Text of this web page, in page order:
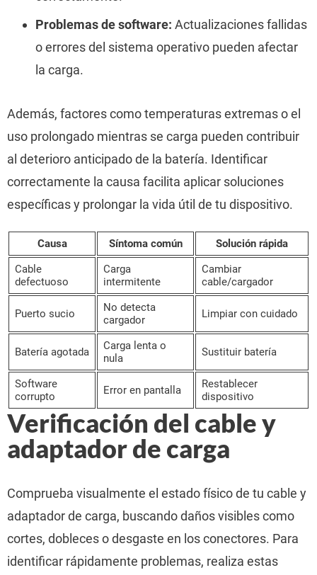
Problemas de software: Actualizaciones fallidas
o errores del sistema operativo pueden afectar
la carga.
Además, factores como temperaturas extremas o el
uso prolongado mientras se carga pueden contribuir
al deterioro anticipado de la batería. Identificar
correctamente la causa facilita aplicar soluciones
específicas y prolongar la vida útil de tu dispositivo.
Causa Síntoma común
Solución rápida
Cable
defectuoso
Carga
intermitente
Cambiar
cable/cargador
Puerto sucio
No detecta
cargador
Limpiar con cuidado
Batería agotada
Carga lenta o
nula
Sustituir batería
Software
corrupto
Error en pantalla
Restablecer
dispositivo
Verificación del cable y
adaptador de carga
Comprueba visualmente el estado físico de tu cable y
adaptador de carga, buscando daños visibles como
cortes, dobleces o desgaste en los conectores. Para
identificar rápidamente problemas, realiza estas